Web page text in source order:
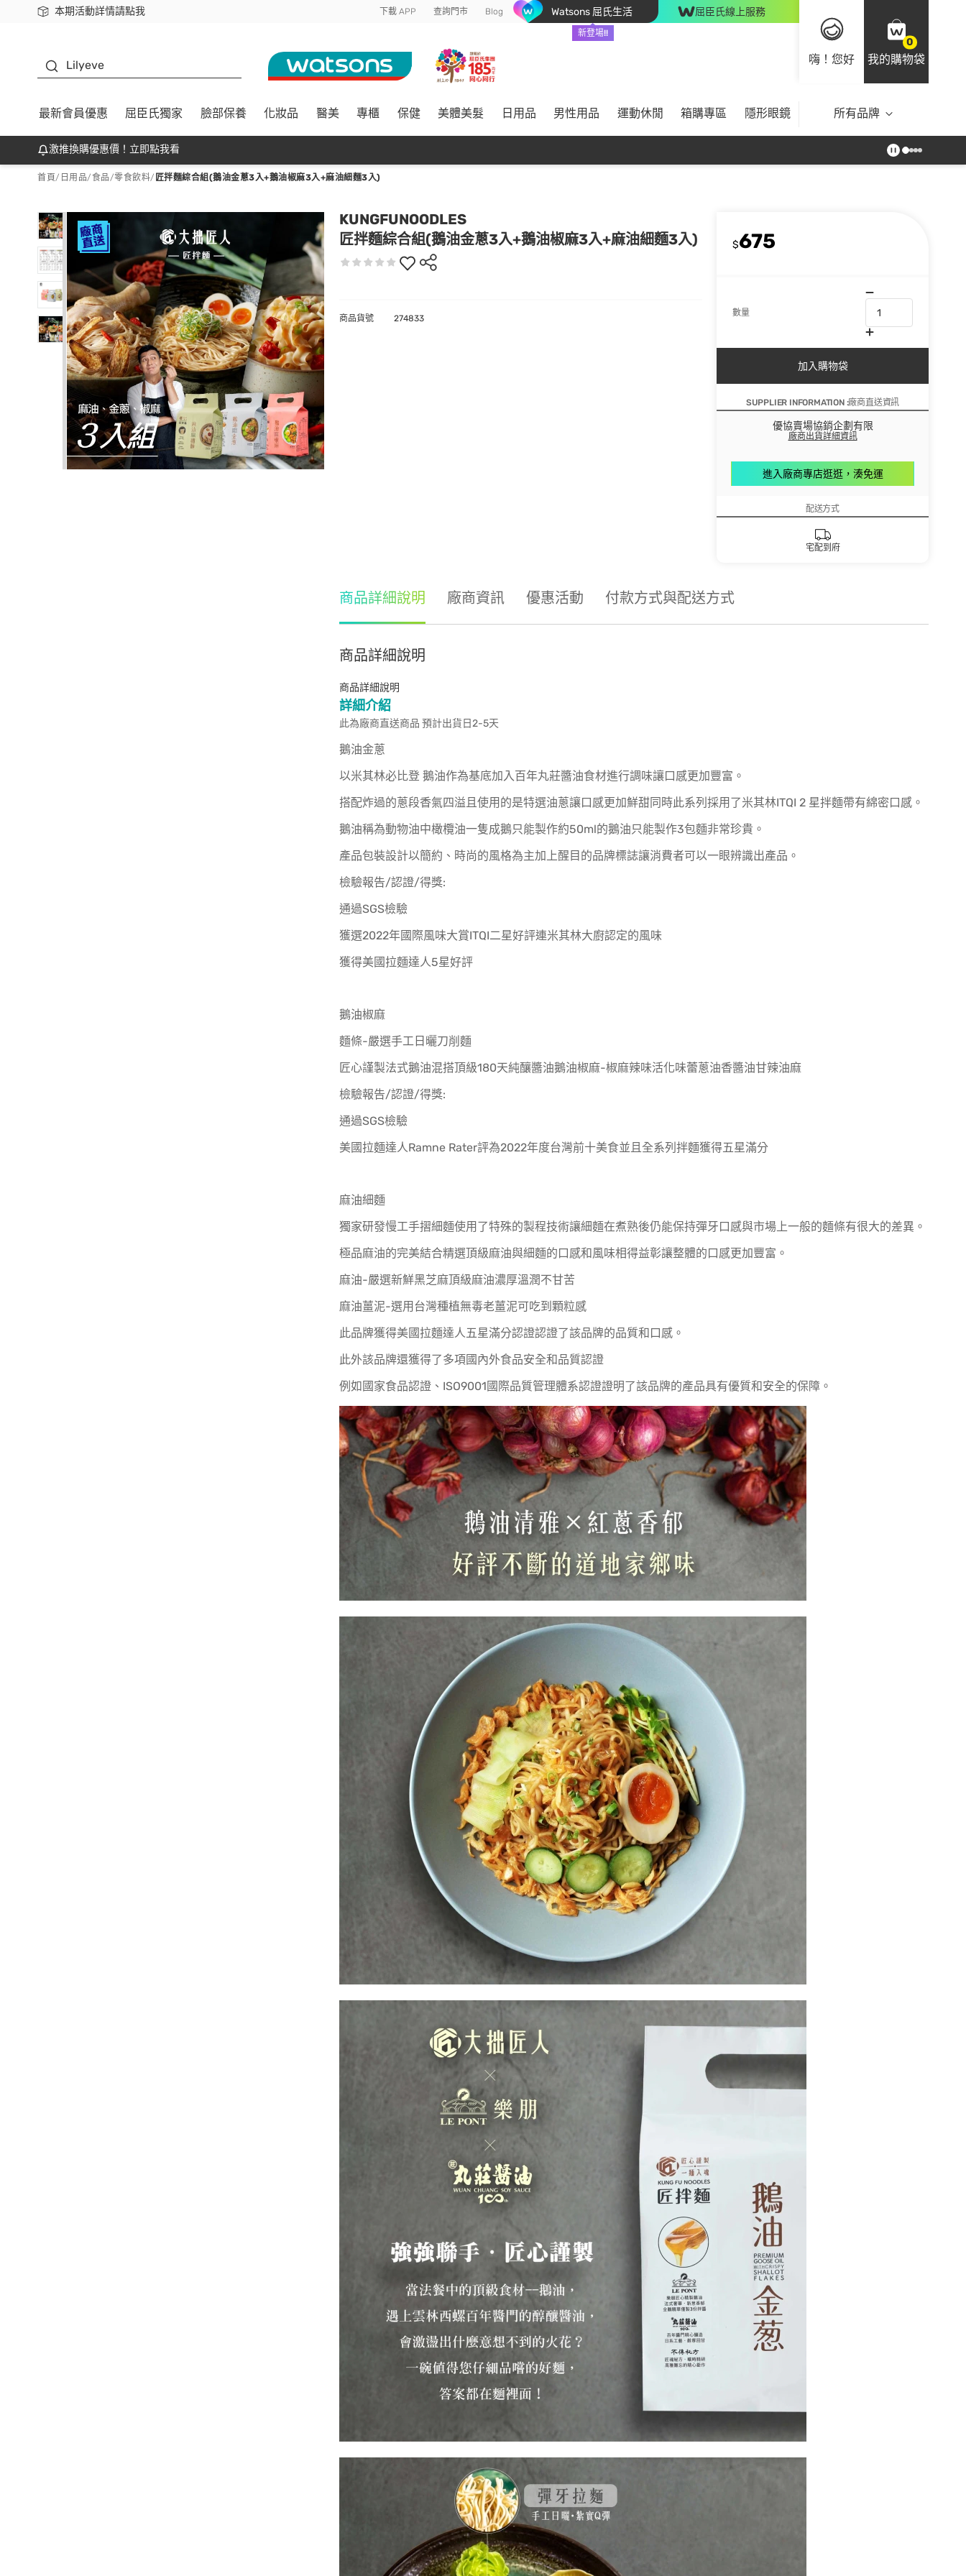
本期活動詳情請點我
下載app最高回饋$350 下載 APP 查詢門市 Blog Watsons 屈氏生活
新登場!!
屈臣氏線上服務
嗨！您好
0
我的購物袋
Lilyeve
最新會員優惠 屈臣氏獨家 臉部保養 化妝品 醫美 專櫃 保健 美體美髮 日用品 男性用品 運動休閒 箱購專區 隱形眼鏡 所有品牌
激推換購優惠價！立即點我看
首頁/ 日用品/食品/零食飲料/ 匠拌麵綜合組(鵝油金蔥3入+鵝油椒麻3入+麻油細麵3入)
KUNGFUNOODLES
匠拌麵綜合組(鵝油金蔥3入+鵝油椒麻3入+麻油細麵3入)
$675
數量
加入購物袋
SUPPLIER INFORMATION :廠商直送資訊
優協賣場協銷企劃有限
廠商出貨詳細資訊
進入廠商專店逛逛，湊免運
配送方式
宅配到府
商品貨號 274833
商品詳細說明 廠商資訊 優惠活動 付款方式與配送方式
商品詳細說明
商品詳細說明
詳細介紹
此為廠商直送商品 預計出貨日2-5天
鵝油金蔥
以米其林必比登 鵝油作為基底加入百年丸莊醬油食材進行調味讓口感更加豐富。
搭配炸過的蔥段香氣四溢且使用的是特選油蔥讓口感更加鮮甜同時此系列採用了米其林ITQI 2 星拌麵帶有綿密口感。
鵝油稱為動物油中橄欖油一隻成鵝只能製作約50ml的鵝油只能製作3包麵非常珍貴。
產品包裝設計以簡約、時尚的風格為主加上醒目的品牌標誌讓消費者可以一眼辨識出產品。
檢驗報告/認證/得獎:
通過SGS檢驗
獲選2022年國際風味大賞ITQI二星好評連米其林大廚認定的風味
獲得美國拉麵達人5星好評
鵝油椒麻
麵條-嚴選手工日曬刀削麵
匠心謹製法式鵝油混搭頂級180天純釀醬油鵝油椒麻-椒麻辣味活化味蕾蔥油香醬油甘辣油麻
檢驗報告/認證/得獎:
通過SGS檢驗
美國拉麵達人Ramne Rater評為2022年度台灣前十美食並且全系列拌麵獲得五星滿分
麻油細麵
獨家研發慢工手摺細麵使用了特殊的製程技術讓細麵在煮熟後仍能保持彈牙口感與市場上一般的麵條有很大的差異。
極品麻油的完美結合精選頂級麻油與細麵的口感和風味相得益彰讓整體的口感更加豐富。
麻油-嚴選新鮮黑芝麻頂級麻油濃厚溫潤不甘苦
麻油薑泥-選用台灣種植無毒老薑泥可吃到顆粒感
此品牌獲得美國拉麵達人五星滿分認證認證了該品牌的品質和口感。
此外該品牌還獲得了多項國內外食品安全和品質認證
例如國家食品認證、ISO9001國際品質管理體系認證證明了該品牌的產品具有優質和安全的保障。